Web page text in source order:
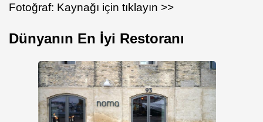
Fotoğraf: Kaynağı için tıklayın >>
Dünyanın En İyi Restoranı